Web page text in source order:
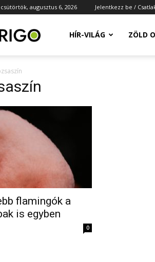
csütörtök, augusztus 6, 2026 Jelentkezz be /
Green HÍR-VILÁG ZÖLD
flamingók a
is egyben
0